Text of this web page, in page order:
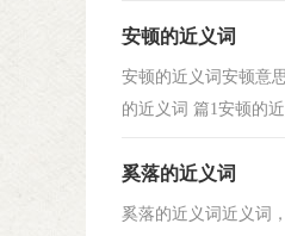
安顿的近义词
安顿的近义词安顿意
的近义词 篇1安顿的
奚落的近义词
奚落的近义词近义词